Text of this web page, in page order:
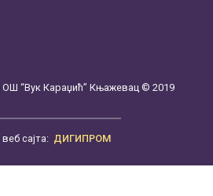
“Вук Караџић” Књажевац © 2019
сајта: ДИГИПРОМ